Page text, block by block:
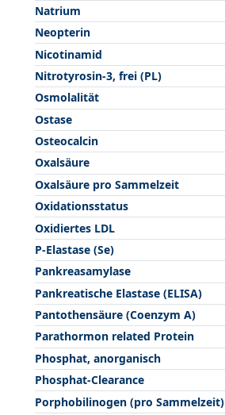
Natrium
Neopterin
Nicotinamid
Nitrotyrosin-3, frei (PL)
Osmolalität
Ostase
Osteocalcin
Oxalsäure
Oxalsäure pro Sammelzeit
Oxidationsstatus
Oxidiertes LDL
P-Elastase (Se)
Pankreasamylase
Pankreatische Elastase (ELISA)
Pantothensäure (Coenzym A)
Parathormon related Protein
Phosphat, anorganisch
Phosphat-Clearance
Porphobilinogen (pro Sammelzeit)